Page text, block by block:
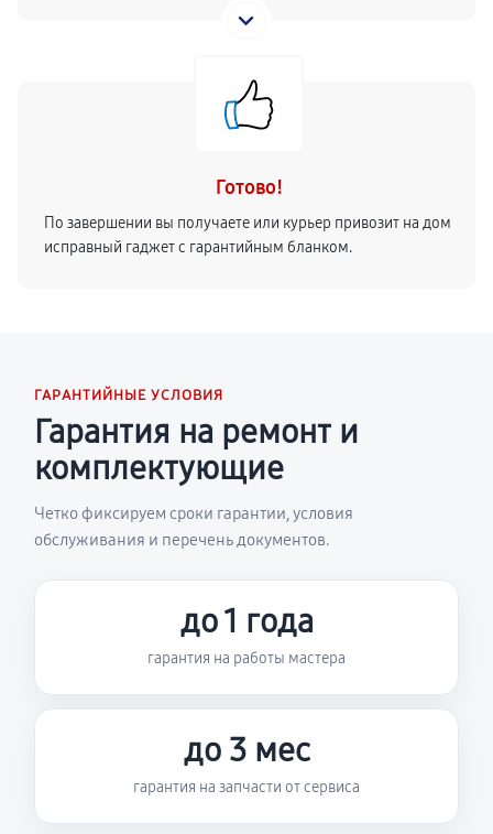
Готово!
По завершении вы получаете или курьер привозит на дом
исправный гаджет с гарантийным бланком.
ГАРАНТИЙНЫЕ УСЛОВИЯ
Гарантия на ремонт и
комплектующие
Четко фиксируем сроки гарантии, условия
обслуживания и перечень документов.
до 1 года
гарантия на работы мастера
до 3 мес
гарантия на запчасти от сервиса